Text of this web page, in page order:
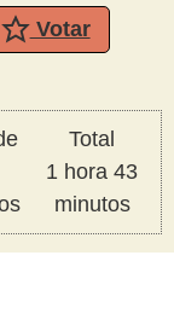
Votar
Total
1 hora
hora 43
minutos